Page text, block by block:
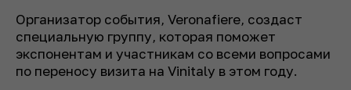
Организатор события, Veronafiere, создаст
специальную группу, которая поможет
экспонентам и участникам со всеми вопросами
по переносу визита на Vinitaly в этом году.